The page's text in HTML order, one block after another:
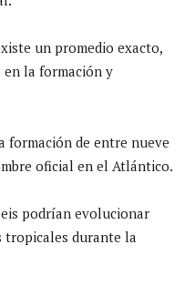
un promedio exacto,
en la formación y
formación de entre nueve
oficial en el Atlántico.
podrían evolucionar
tropicales durante la